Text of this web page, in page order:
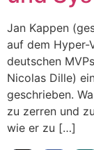
Jan Kappen
auf dem Hyper-
deutschen
Nicolas Dille)
geschrieben.
zu zerren und
wie er zu […]